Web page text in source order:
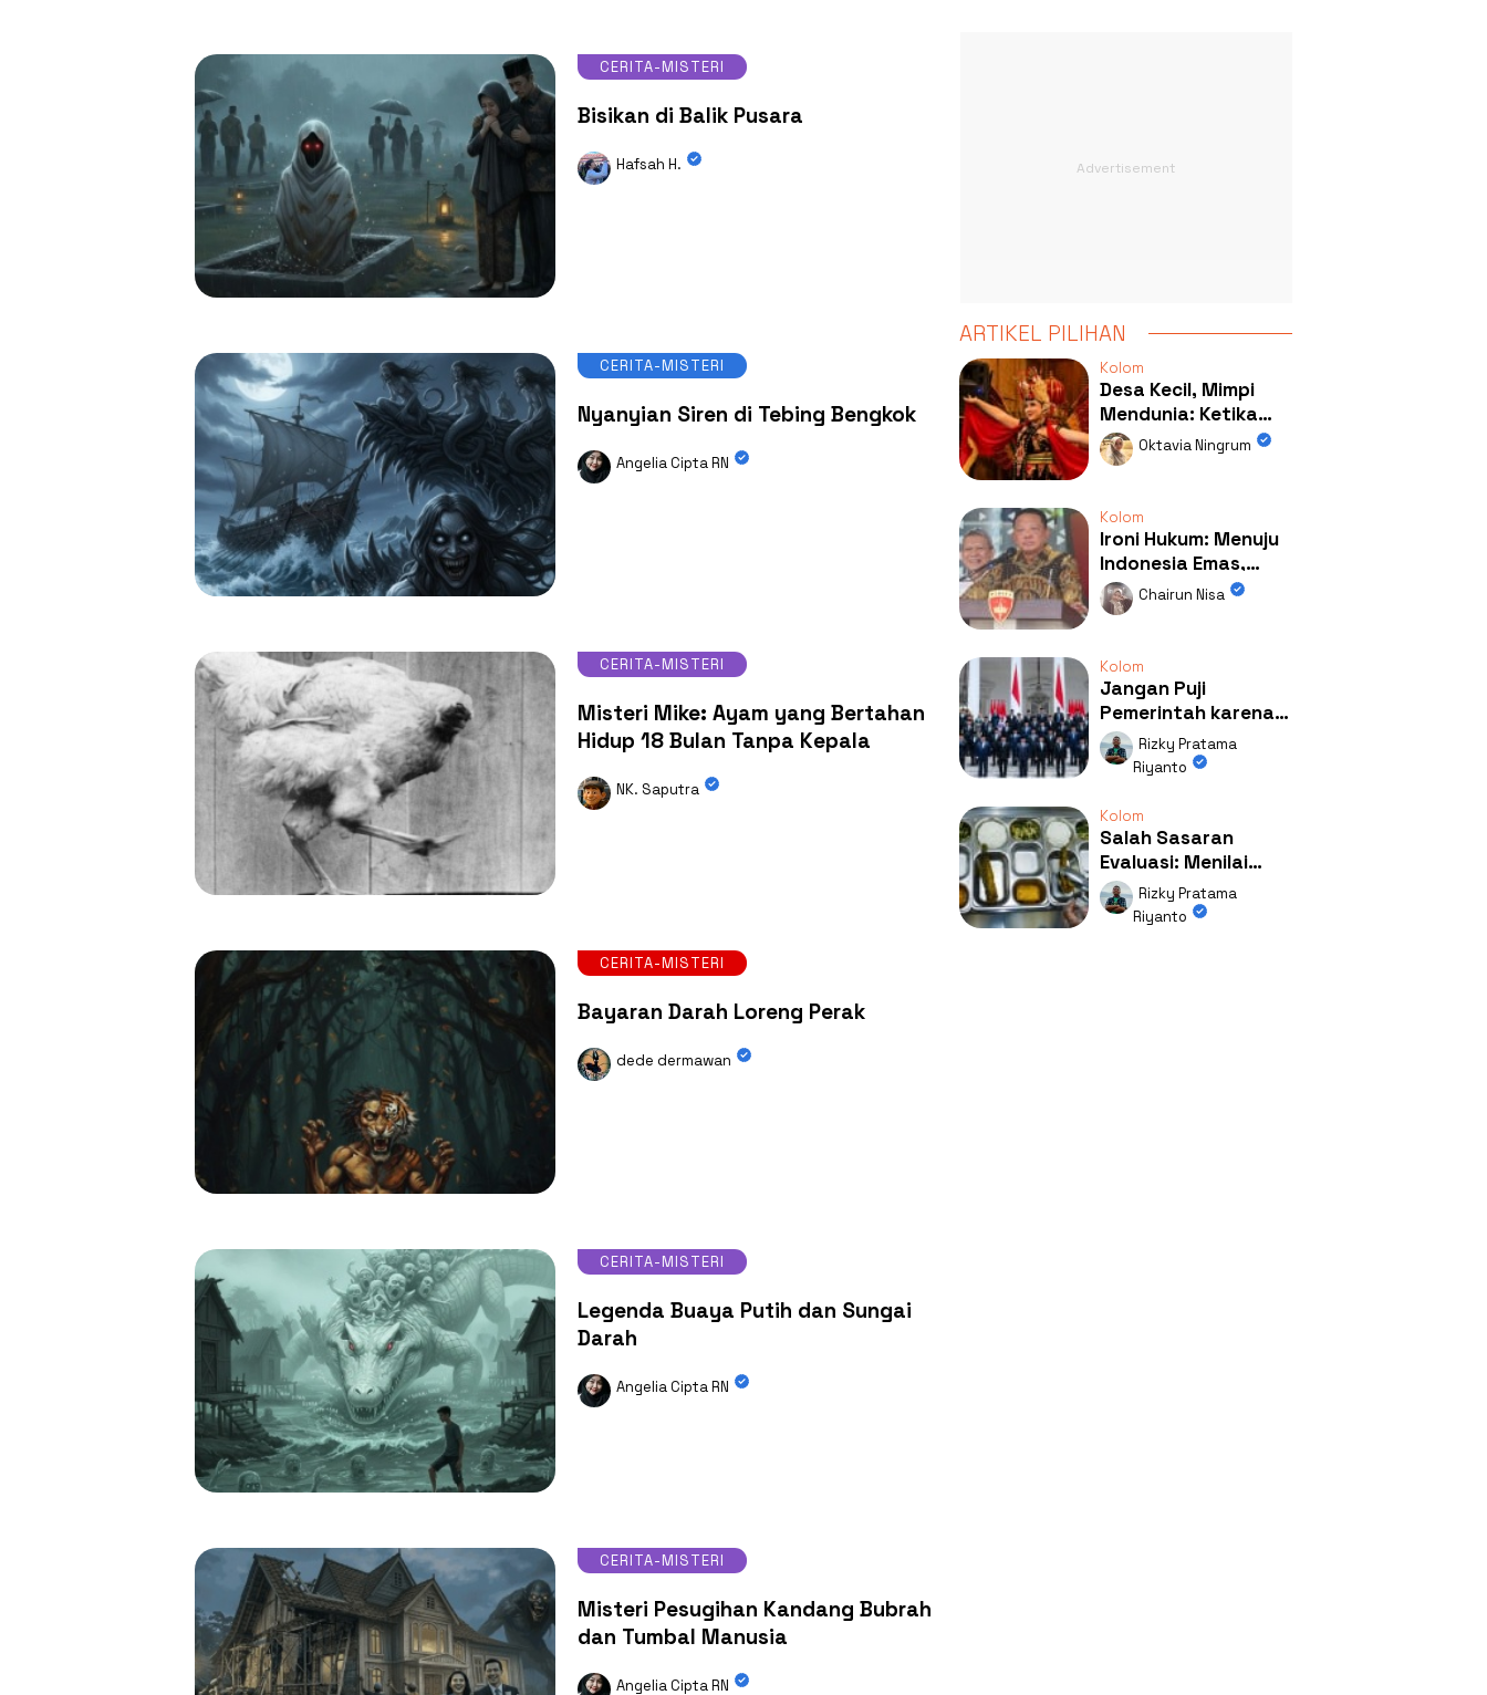
CERITA-MISTERI
Bisikan di Balik Pusara
Hafsah H.
CERITA-MISTERI
Nyanyian Siren di Tebing Bengkok
Angelia Cipta RN
CERITA-MISTERI
Misteri Mike: Ayam yang Bertahan
Hidup 18 Bulan Tanpa Kepala
NK. Saputra
CERITA-MISTERI
Bayaran Darah Loreng Perak
dede dermawan
CERITA-MISTERI
Legenda Buaya Putih dan Sungai
Darah
Angelia Cipta RN
CERITA-MISTERI
Misteri Pesugihan Kandang Bubrah
dan Tumbal Manusia
Angelia Cipta RN
ARTIKEL PILIHAN
Kolom
Desa Kecil, Mimpi
Mendunia: Ketika
Kolaborasi
Mengubah Wajah
Oktavia Ningrum
Kolom
Ironi Hukum: Menuju
Indonesia Emas,
Ternyata Emasnya
Ada di Rumah Febrie!
Chairun Nisa
Kolom
Jangan Puji
Pemerintah karena
Kerja: Mengapa
Publik Begitu Mudah
Rizky Pratama
Riyanto
Kolom
Salah Sasaran
Evaluasi: Menilai
Program MBG Lewat
Respons Anak Itu
Rizky Pratama
Riyanto